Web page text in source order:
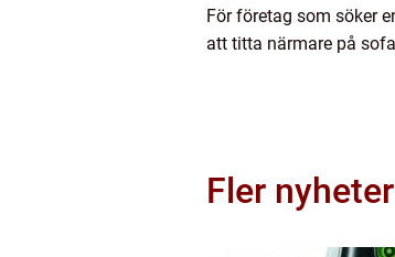
För företag som söker
att titta närmare på
Fler nyheter